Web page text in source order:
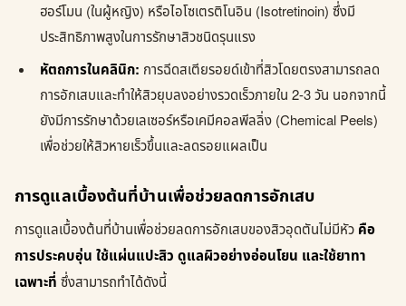
ฮอร์โมน (ในผู้หญิง) หรือไอโซเตรติโนอิน (Isotretinoin) ซึ่งมี
ประสิทธิภาพสูงในการรักษาสิวชนิดรุนแรง
หัตถการในคลินิก: การฉีดสเตียรอยด์เข้าที่สิวโดยตรงสามารถลด
การอักเสบและทำให้สิวยุบลงอย่างรวดเร็วภายใน 2-3 วัน นอกจากนี้
ยังมีการรักษาด้วยเลเซอร์หรือเคมีคอลพีลลิ่ง (Chemical Peels)
เพื่อช่วยให้สิวหายเร็วขึ้นและลดรอยแผลเป็น
การดูแลเบื้องต้นที่บ้านเพื่อช่วยลดการอักเสบ
การดูแลเบื้องต้นที่บ้านเพื่อช่วยลดการอักเสบของสิวอุดตันไม่มีหัว คือ
การประคบอุ่น ใช้แผ่นแปะสิว ดูแลผิวอย่างอ่อนโยน และใช้ยาทา
เฉพาะที่ ซึ่งสามารถทำได้ดังนี้